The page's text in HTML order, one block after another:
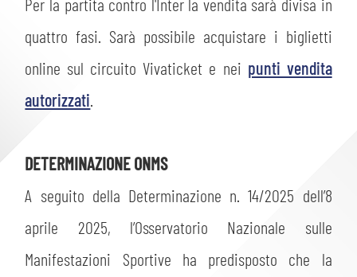
quattro fasi. Sarà possibile acquistare i biglietti
online sul circuito Vivaticket e nei punti vendita
autorizzati
DETERMINAZIONE ONMS
A seguito della Determinazione n. 14/2025 dell’8
aprile 2025, l’Osservatorio Nazionale sulle
Manifestazioni Sportive ha predisposto che la